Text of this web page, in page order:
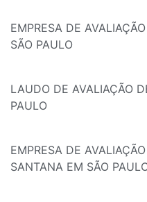
EMPRESA DE
SÃO PAULO
LAUDO DE AVALIAÇÃO
PAULO
EMPRESA DE
SANTANA EM SÃO